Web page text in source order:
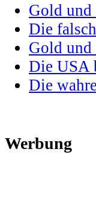
Gold und
Die
Gold und
Die USA
Die
Werbung